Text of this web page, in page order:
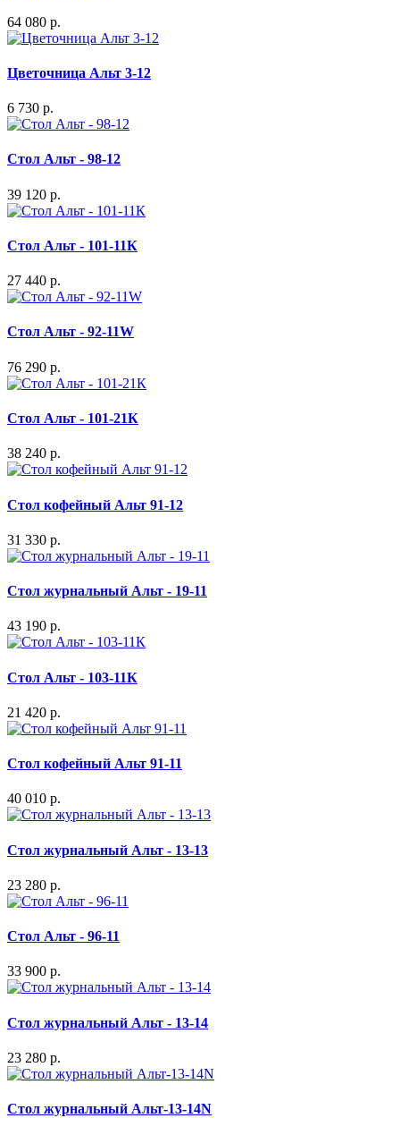
64 080 р.
Цветочница Альт 3-12
6 730 р.
Стол Альт - 98-12
39 120 р.
Стол Альт - 101-11К
27 440 р.
Стол Альт - 92-11W
76 290 р.
Стол Альт - 101-21К
38 240 р.
Стол кофейный Альт 91-12
31 330 р.
Стол журнальный Альт - 19-11
43 190 р.
Стол Альт - 103-11К
21 420 р.
Стол кофейный Альт 91-11
40 010 р.
Стол журнальный Альт - 13-13
23 280 р.
Стол Альт - 96-11
33 900 р.
Стол журнальный Альт - 13-14
23 280 р.
Стол журнальный Альт-13-14N